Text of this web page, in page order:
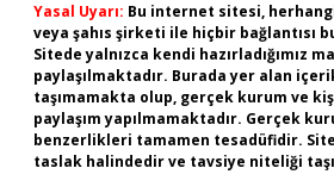
Yasal Uyarı: Bu internet sitesi,
veya şahıs şirketi ile hiçbir bağlantısı
Sitede yalnızca kendi hazırladığımız
paylaşılmaktadır. Burada yer alan
taşımamakta olup, gerçek kurum ve
paylaşım yapılmamaktadır. Gerçek
benzerlikleri tamamen tesadüfidir.
taslak halindedir ve tavsiye niteliği